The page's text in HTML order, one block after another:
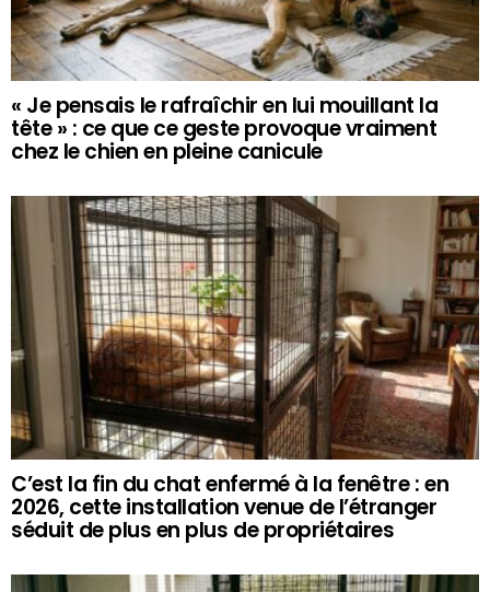
« Je pensais le rafraîchir en lui mouillant la
tête » : ce que ce geste provoque vraiment
chez le chien en pleine canicule
C’est la fin du chat enfermé à la fenêtre : en
2026, cette installation venue de l’étranger
séduit de plus en plus de propriétaires